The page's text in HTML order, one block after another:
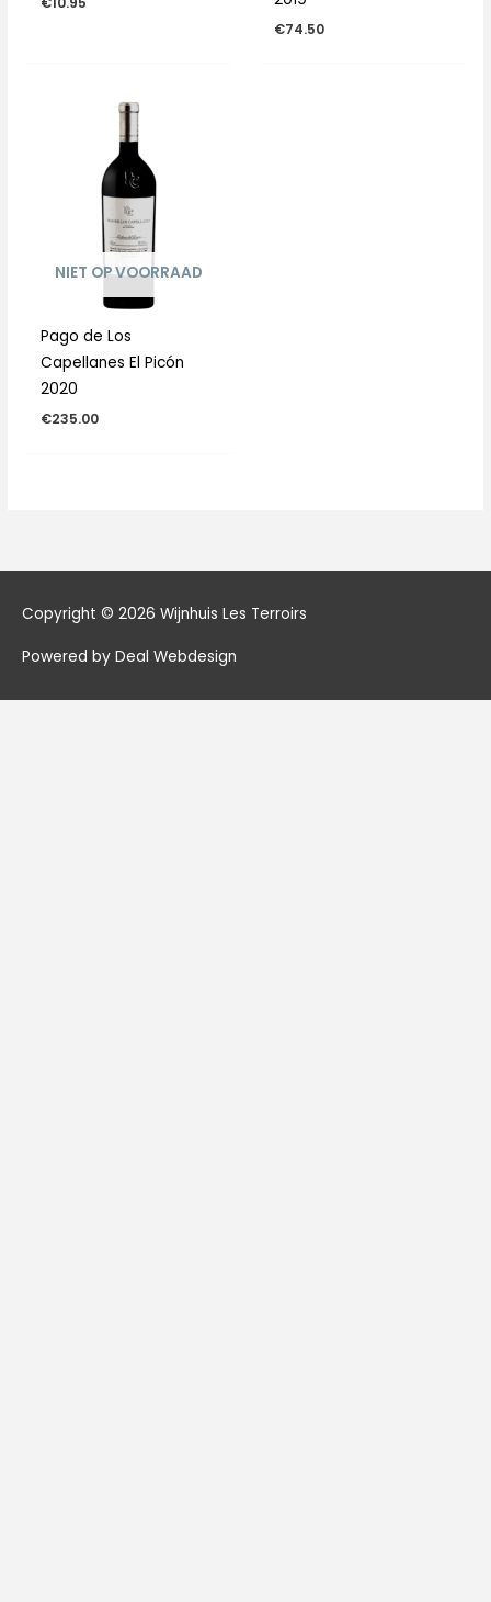
€74.50
NIET OP VOORRAAD
Pago de Los
Capellanes El Picón
2020
€235.00
Copyright © 2026 Wijnhuis Les Terroirs
Powered by Deal Webdesign